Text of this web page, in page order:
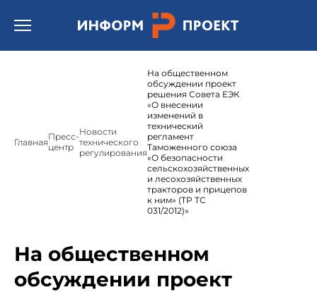
Открыть бургер меню.
ГлавнаяПресс-
центр
Новости
технического
регулирования
На общественном
обсуждении проект
решения Совета ЕЭК
«О внесении
изменений в
технический
регламент
Таможенного союза
«О безопасности
сельскохозяйственных
и лесохозяйственных
тракторов и прицепов
к ним» (ТР ТС
031/2012)»
На общественном
обсуждении проект